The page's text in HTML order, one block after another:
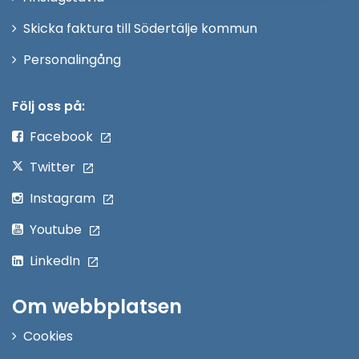
Skicka faktura till Södertälje kommun
PersonalingångÖppna
Följ oss på:
Facebook
Twitter
Instagram
Youtube
LinkedIn
Om webbplatsen
Cookies